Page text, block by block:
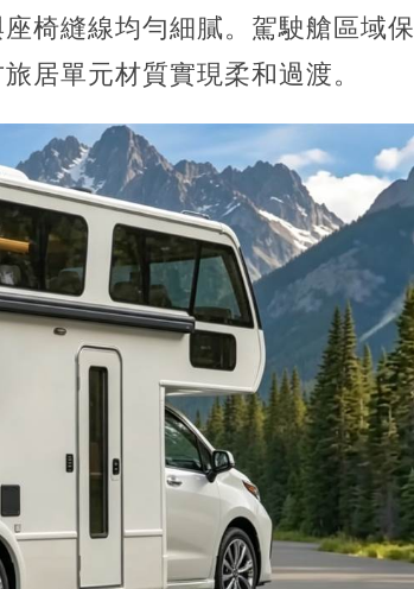
椅縫線均勻細膩。駕駛艙區域保
居單元材質實現柔和過渡。